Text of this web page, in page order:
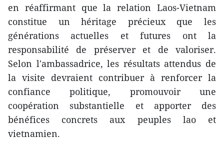
en réaffirmant que la relation Laos-Vietnam
constitue un héritage précieux que les
générations actuelles et futures ont la
responsabilité de préserver et de valoriser.
Selon l'ambassadrice, les résultats attendus de
la visite devraient contribuer à renforcer la
confiance politique, promouvoir une
coopération substantielle et apporter des
bénéfices concrets aux peuples lao et
vietnamien.